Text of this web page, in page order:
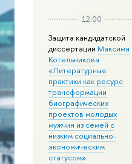
12:00
Защита кандидатской
диссертации Максима
Котельникова
«Литературные
практики как ресурс
трансформации
биографических
проектов молодых
мужчин из семей с
низким социально-
экономическим
статусом»